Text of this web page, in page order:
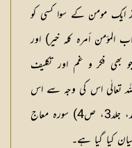
ایک مومن کے سوا کسی کو
المؤمن أمره كله خير) اور
بھی فکر و غم اور تکلیف
تعالٰی اس کی وجہ سے اس
کی غلطیاں معاف فرما دیتا ہے“۔(مسند احمد، جلد3، ص4) سورہ معاج